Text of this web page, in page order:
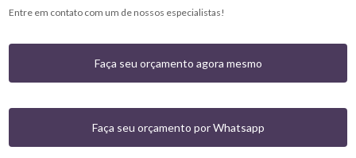
Entre em contato com um de nossos especialistas!
Faça seu orçamento agora mesmo
Faça seu orçamento por Whatsapp